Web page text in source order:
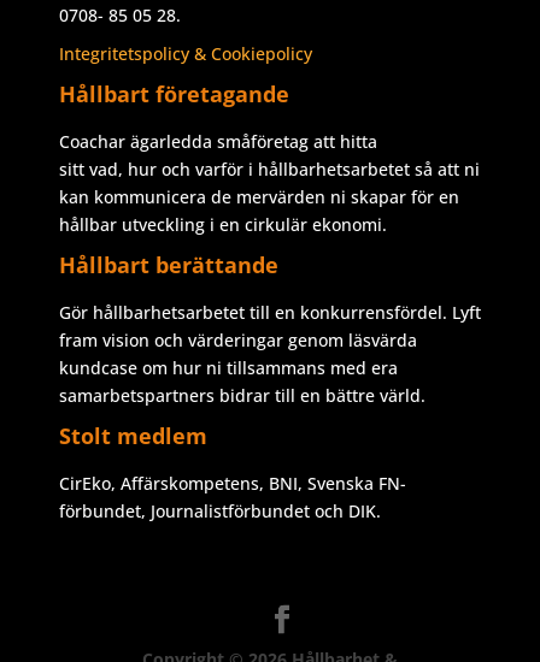
0708- 85 05 28.
Integritetspolicy & Cookiepolicy
Hållbart företagande
Coachar ägarledda småföretag att hitta
sitt vad, hur och varför i hållbarhetsarbetet så att ni
kan kommunicera de mervärden ni skapar för en
hållbar utveckling i en cirkulär ekonomi.
Hållbart berättande
Gör hållbarhetsarbetet till en konkurrensfördel. Lyft
fram vision och värderingar genom läsvärda
kundcase om hur ni tillsammans med era
samarbetspartners bidrar till en bättre värld.
Stolt medlem
CirEko, Affärskompetens, BNI, Svenska FN-
förbundet, Journalistförbundet och DIK.